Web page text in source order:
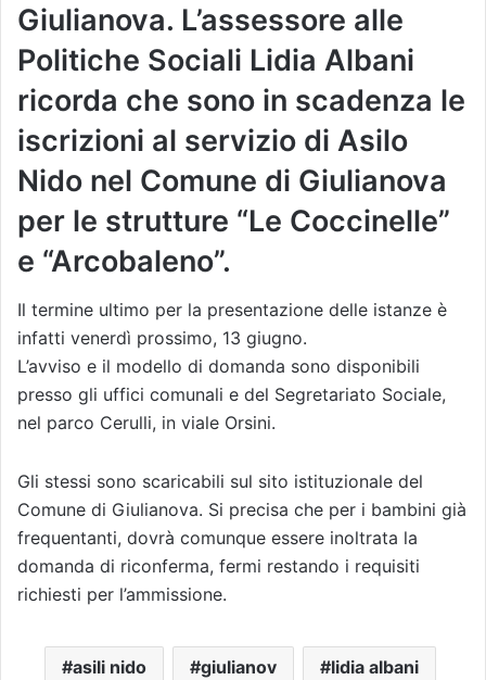
Giulianova. L’assessore alle
Politiche Sociali Lidia Albani
ricorda che sono in scadenza le
iscrizioni al servizio di Asilo
Nido nel Comune di Giulianova
per le strutture “Le Coccinelle”
e “Arcobaleno”.
Il termine ultimo per la presentazione delle istanze è
infatti venerdì prossimo, 13 giugno.
L’avviso e il modello di domanda sono disponibili
presso gli uffici comunali e del Segretariato Sociale,
nel parco Cerulli, in viale Orsini.
Gli stessi sono scaricabili sul sito istituzionale del
Comune di Giulianova. Si precisa che per i bambini già
frequentanti, dovrà comunque essere inoltrata la
domanda di riconferma, fermi restando i requisiti
richiesti per l’ammissione.
asili nido giulianov lidia albani